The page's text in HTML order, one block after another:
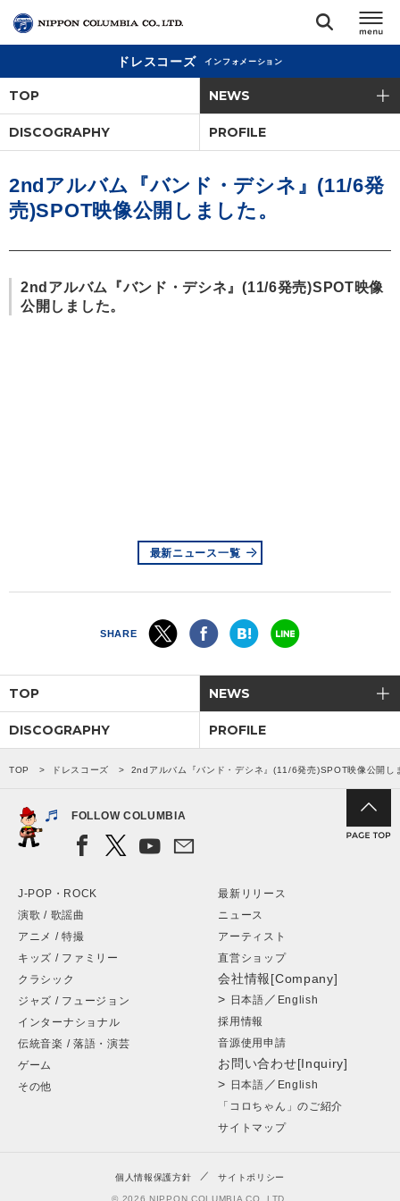
閉じる
アーティスト
ランキング
ドレスコーズ インフォメーション
TOP NEWS
DISCOGRAPHY PROFILE
2ndアルバム『バンド・デシネ』(11/6発
売)SPOT映像公開しました。
2ndアルバム『バンド・デシネ』(11/6発売)SPOT映像
公開しました。
最新ニュース一覧
SHARE
TOP NEWS
DISCOGRAPHY PROFILE
TOP ドレスコーズ 2ndアルバム『バンド・デシネ』(11/6発売)SPOT映像公開し
FOLLOW COLUMBIA
J-POP・ROCK
演歌 / 歌謡曲
アニメ / 特撮
キッズ / ファミリー
クラシック
ジャズ / フュージョン
インターナショナル
伝統音楽 / 落語・演芸
ゲーム
その他
最新リリース
ニュース
アーティスト
直営ショップ
会社情報[Company]
> 日本語 ／ English
採用情報
音源使用申請
お問い合わせ[Inquiry]
> 日本語 ／ English
「コロちゃん」のご紹介
サイトマップ
個人情報保護方針 サイトポリシー
© 2026 NIPPON COLUMBIA CO.,LTD.